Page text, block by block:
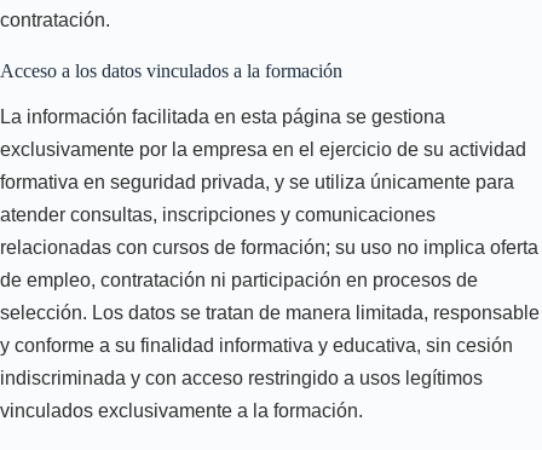
contratación.
Acceso a los datos vinculados a la formación
La información facilitada en esta página se gestiona
exclusivamente por la empresa en el ejercicio de su actividad
formativa en seguridad privada, y se utiliza únicamente para
atender consultas, inscripciones y comunicaciones
relacionadas con cursos de formación; su uso no implica oferta
de empleo, contratación ni participación en procesos de
selección. Los datos se tratan de manera limitada, responsable
y conforme a su finalidad informativa y educativa, sin cesión
indiscriminada y con acceso restringido a usos legítimos
vinculados exclusivamente a la formación.